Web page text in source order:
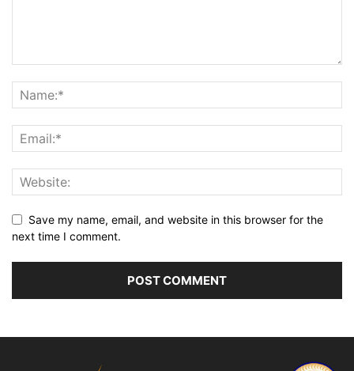
Save my name, email, and website in this browser for the
next time I comment.